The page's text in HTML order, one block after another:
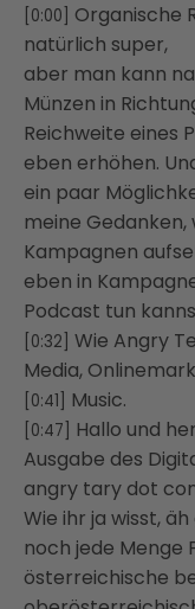
[0:00]
Organische
natürlich super,
aber man kann
Münzen in
Reichweite eines
eben erhöhen.
ein paar
meine
Kampagnen
eben in
Podcast tun
[0:32] Wie Angry
Media,
[0:41] Music.
[0:47]
Hallo und
Ausgabe des
angry tary dot
Wie ihr ja wisst,
noch jede Menge
österreichische